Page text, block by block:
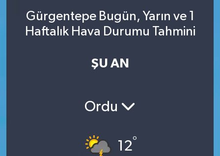
Gürgentepe Bugün, Yarın ve 1
Haftalık Hava Durumu Tahmini
ŞU AN
Ordu
12°
Son Dakika Haberleri